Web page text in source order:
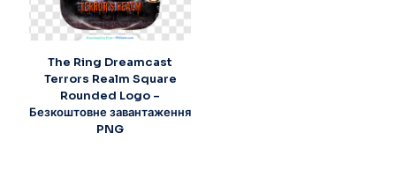
The Ring Dreamcast
Terrors Realm Square
Rounded Logo –
Безкоштовне завантаження
PNG